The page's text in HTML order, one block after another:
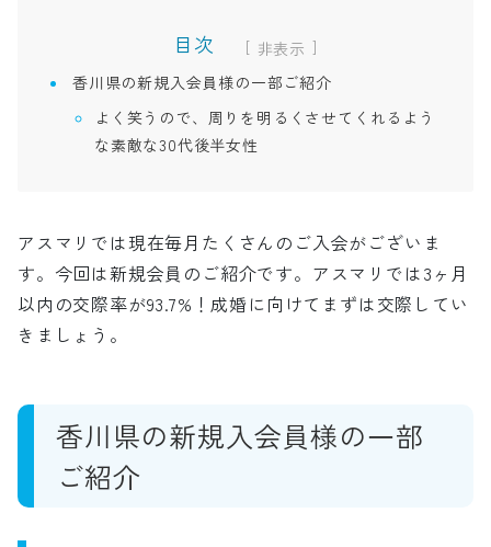
目次 [
]
香川県の新規入会員様の一部ご紹介
よく笑うので、周りを明るくさせてくれるよう
な素敵な30代後半女性
アスマリでは現在毎月たくさんのご入会がございま
す。今回は新規会員のご紹介です。アスマリでは3ヶ月
以内の交際率が93.7%！成婚に向けてまずは交際してい
きましょう。
香川県の新規入会員様の一部
ご紹介